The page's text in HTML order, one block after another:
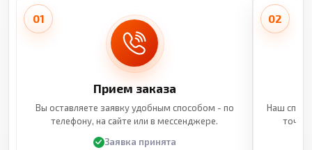
01
Прием заказа
Вы оставляете заявку удобным способом - по
телефону, на сайте или в мессенджере.
Заявка принята
02
Наш